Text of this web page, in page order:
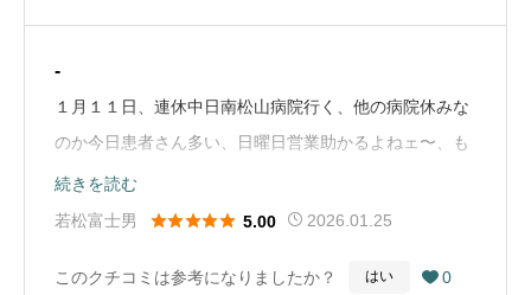
内科の後は会計にと指示され???呆れたのと疲れて予約
ズで良かったのに…残念でした。（Google Mapから引
用）
-
１月１１日、連休中日南松山病院行く、他の病院休みな
のか今日患者さん多い、日曜日営業助かるよねェ〜、も
う直ぐスタッフ、看護師、医師の戦いが始まる、何時も
の事だけど患者さん多い、今日私達も長くなる甲状腺、
てくれた見たいよかったねェ〜、午前八時、さぁ始めよ
続きを読む
若松富士男
 5.00 2026.01.25
このクチコミは参考になりましたか？ はい  0